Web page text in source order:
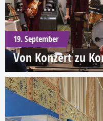
19. September
Von Konzert zu